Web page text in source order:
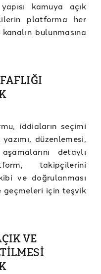
kamuya açık
platforma her
bulunmasına
iddiaların seçimi
düzenlemesi,
detaylı
takipçilerini
ve doğrulanması
geçmeleri için teşvik
VE